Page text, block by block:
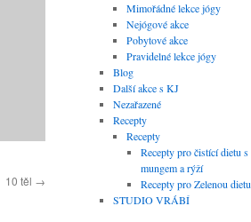
10 těl →
Mimořádné lekce jógy
Nejógové akce
Pobytové akce
Pravidelné lekce jógy
Blog
Další akce s KJ
Nezařazené
Recepty
Recepty
Recepty pro čistící dietu s
mungem a rýží
Recepty pro Zelenou dietu
STUDIO VRÁBÍ